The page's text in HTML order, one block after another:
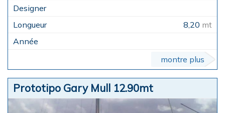
8,20 mt
montre plus
Prototipo Gary Mull 12.90mt